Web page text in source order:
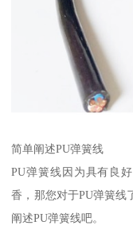
简单阐述PU弹簧线
PU弹簧线因为具有良
香，那您对于PU弹簧线
阐述PU弹簧线吧。